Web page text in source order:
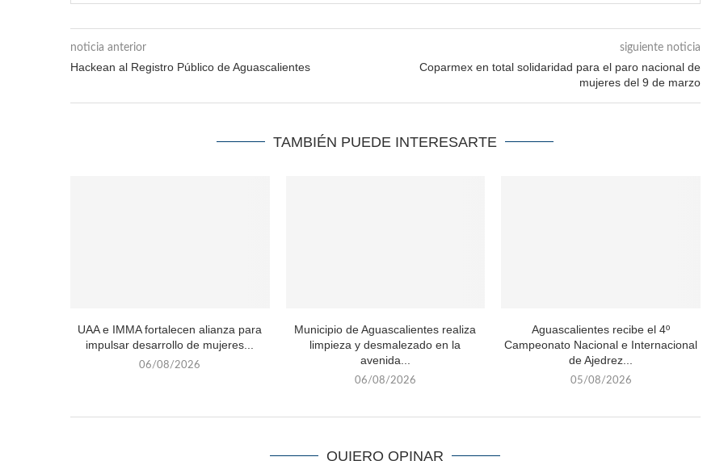
noticia anterior
Hackean al Registro Público de Aguascalientes
siguiente noticia
Coparmex en total solidaridad para el paro nacional de
mujeres del 9 de marzo
TAMBIÉN PUEDE INTERESARTE
UAA e IMMA fortalecen alianza para
impulsar desarrollo de mujeres...
06/08/2026
Municipio de Aguascalientes realiza
limpieza y desmalezado en la
avenida...
06/08/2026
Aguascalientes recibe el 4º
Campeonato Nacional e Internacional
de Ajedrez...
05/08/2026
QUIERO OPINAR